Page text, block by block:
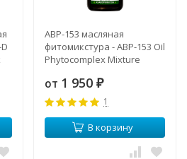
ABP-153 масляная
фитомикстура - ABP-153 Oil
Phytocomplex Mixture
от 1 950 ₽
1
В корзину